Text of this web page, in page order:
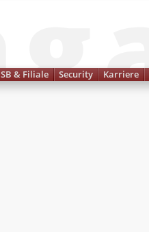
SB & Filiale Security Karriere